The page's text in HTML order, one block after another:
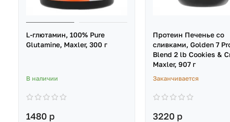
L-глютамин, 100% Pure
Glutamine, Maxler, 300 г
В наличии
1480 р
Протеин Печенье со
сливками, Golden 7
Blend 2 lb Cookies &
Maxler, 907 г
Заканчивается
3220 р